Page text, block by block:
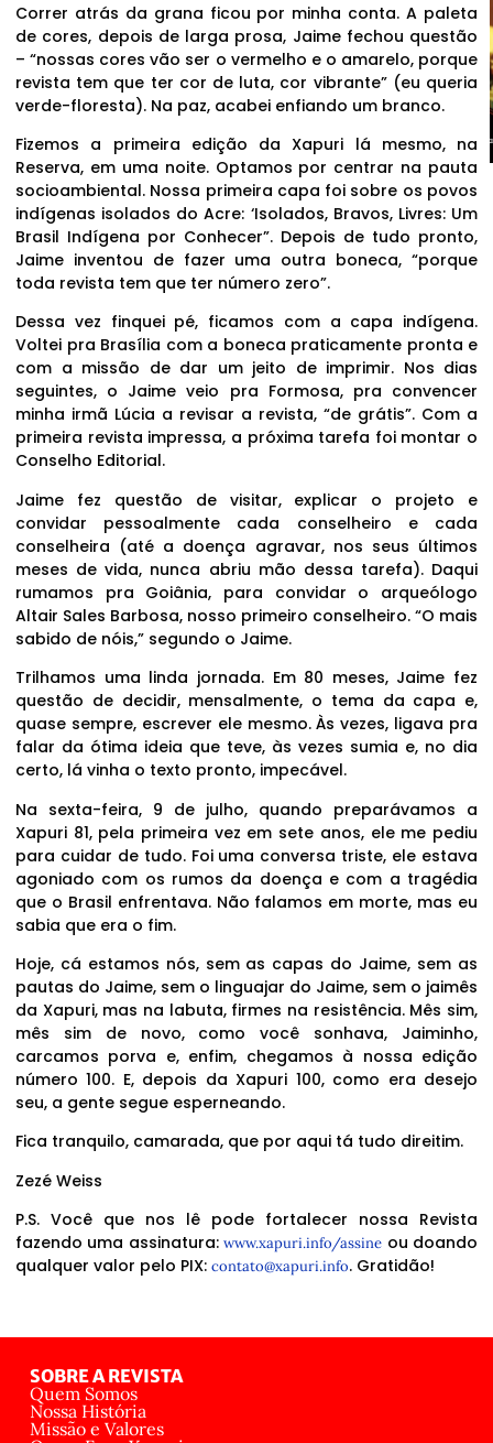
Correr atrás da grana ficou por minha conta. A paleta
de cores, depois de larga prosa, Jaime fechou questão
– “nossas cores vão ser o vermelho e o amarelo, porque
revista tem que ter cor de luta, cor vibrante” (eu queria
verde-floresta). Na paz, acabei enfiando um branco.
Fizemos a primeira edição da Xapuri lá mesmo, na
Reserva, em uma noite. Optamos por centrar na pauta
socioambiental. Nossa primeira capa foi sobre os povos
indígenas isolados do Acre: ‘Isolados, Bravos, Livres: Um
Brasil Indígena por Conhecer”. Depois de tudo pronto,
Jaime inventou de fazer uma outra boneca, “porque
toda revista tem que ter número zero”.
Dessa vez finquei pé, ficamos com a capa indígena.
Voltei pra Brasília com a boneca praticamente pronta e
com a missão de dar um jeito de imprimir. Nos dias
seguintes, o Jaime veio pra Formosa, pra convencer
minha irmã Lúcia a revisar a revista, “de grátis”. Com a
primeira revista impressa, a próxima tarefa foi montar o
Conselho Editorial.
Jaime fez questão de visitar, explicar o projeto e
convidar pessoalmente cada conselheiro e cada
conselheira (até a doença agravar, nos seus últimos
meses de vida, nunca abriu mão dessa tarefa). Daqui
rumamos pra Goiânia, para convidar o arqueólogo
Altair Sales Barbosa, nosso primeiro conselheiro. “O mais
sabido de nóis,” segundo o Jaime.
Trilhamos uma linda jornada. Em 80 meses, Jaime fez
questão de decidir, mensalmente, o tema da capa e,
quase sempre, escrever ele mesmo. Às vezes, ligava pra
falar da ótima ideia que teve, às vezes sumia e, no dia
certo, lá vinha o texto pronto, impecável.
Na sexta-feira, 9 de julho, quando preparávamos a
Xapuri 81, pela primeira vez em sete anos, ele me pediu
para cuidar de tudo. Foi uma conversa triste, ele estava
agoniado com os rumos da doença e com a tragédia
que o Brasil enfrentava. Não falamos em morte, mas eu
sabia que era o fim.
Hoje, cá estamos nós, sem as capas do Jaime, sem as
pautas do Jaime, sem o linguajar do Jaime, sem o jaimês
da Xapuri, mas na labuta, firmes na resistência. Mês sim,
mês sim de novo, como você sonhava, Jaiminho,
carcamos porva e, enfim, chegamos à nossa edição
número 100. E, depois da Xapuri 100, como era desejo
seu, a gente segue esperneando.
Fica tranquilo, camarada, que por aqui tá tudo direitim.
Zezé Weiss
P.S. Você que nos lê pode fortalecer nossa Revista
fazendo uma assinatura:www.xapuri.info/assine ou doando
qualquer valor pelo PIX: contato@xapuri.info. Gratidão!
SOBRE A REVISTA
Quem Somos
Nossa História
Missão e Valores